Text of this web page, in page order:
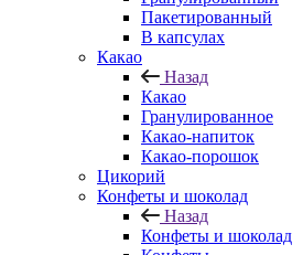
Пакетированный
В капсулах
Какао
Назад
Какао
Гранулированное
Какао-напиток
Какао-порошок
Цикорий
Конфеты и шоколад
Назад
Конфеты и шоколад